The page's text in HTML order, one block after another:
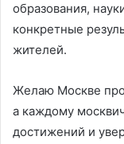
образования,
конкретные
жителей.
Желаю Москве
а каждому
достижений и